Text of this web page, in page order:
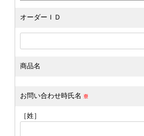
オーダーＩＤ
商品名
お問い合わせ時氏名
［姓］